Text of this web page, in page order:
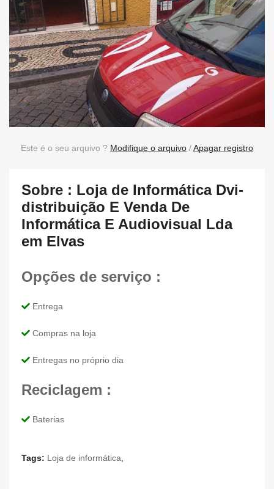
Este é o seu arquivo ? Modifique o arquivo /Apagar registro
Sobre : Loja de Informática Dvi-
distribuição E Venda De
Informática E Audiovisual Lda
em Elvas
Opções de serviço :
Entrega
Compras na loja
Entregas no próprio dia
Reciclagem :
Baterias
Tags: Loja de informática